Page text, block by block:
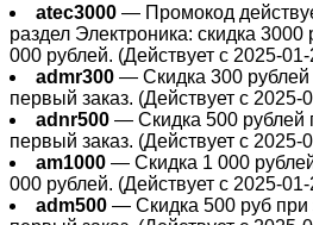
atec3000 — Промокод
раздел Электроника: скидка 3000
000 рублей. (Действует с 2025-
admr300 — Скидка 300 рублей
первый заказ. (Действует с
adnr500 — Скидка 500 рублей
первый заказ. (Действует с
am1000 — Скидка 1 000
000 рублей. (Действует с 2025-
adm500 — Скидка 500 руб при